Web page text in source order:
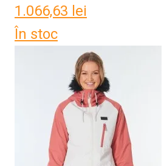
1.066,63 lei
În stoc